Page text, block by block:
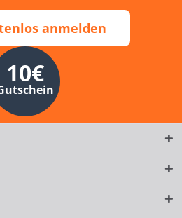
anmelden
10€